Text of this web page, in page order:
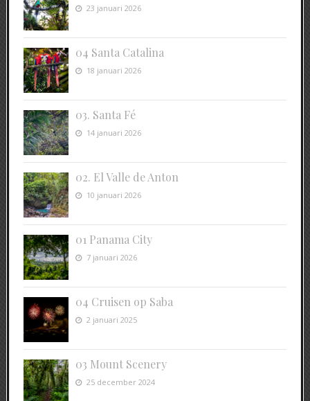
23 januari 2026
04 Santa Catalina
18 januari 2026
03. Santa Fé
14 januari 2026
02. El Valle de Anton
10 januari 2026
01 Panama City
7 januari 2026
04 Cruisen op Saba
2 januari 2025
03 Mount Scenery
25 december 2024